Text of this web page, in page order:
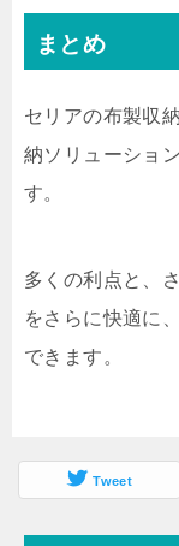
まとめ
セリアの布製収
納ソリューショ
す。
多くの利点と、
をさらに快適に
できます。
Tweet